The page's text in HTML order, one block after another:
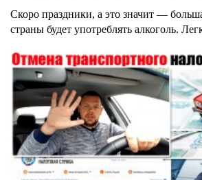
Скоро праздники, а это значит —
страны будет употреблять алкоголь.